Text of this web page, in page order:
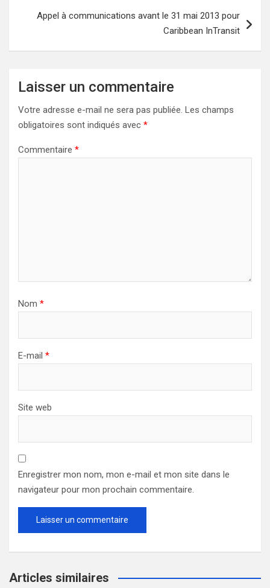
Appel à communications avant le 31 mai 2013 pour
Caribbean InTransit
Laisser un commentaire
Votre adresse e-mail ne sera pas publiée. Les champs
obligatoires sont indiqués avec *
Commentaire *
Nom *
E-mail *
Site web
Enregistrer mon nom, mon e-mail et mon site dans le
navigateur pour mon prochain commentaire.
Articles similaires